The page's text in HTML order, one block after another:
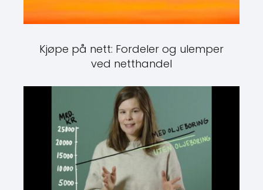
Kjøpe på nett: Fordeler og ulemper
ved netthandel